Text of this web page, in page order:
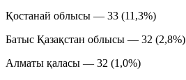
Қостанай облысы — 33 (11,3%)
Батыс Қазақстан облысы — 32 (2,8%)
Алматы қаласы — 32 (1,0%)